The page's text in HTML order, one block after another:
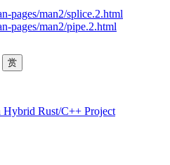
pages/man2/splice.2.html
pages/man2/pipe.2.html
赏
Rust/C++ Project